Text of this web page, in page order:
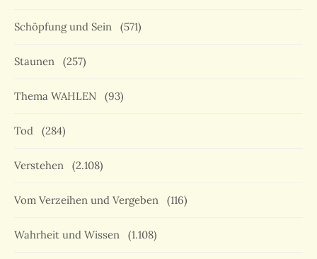
Schöpfung und Sein (571)
Staunen (257)
Thema WAHLEN (93)
Tod (284)
Verstehen (2.108)
Vom Verzeihen und Vergeben (116)
Wahrheit und Wissen (1.108)